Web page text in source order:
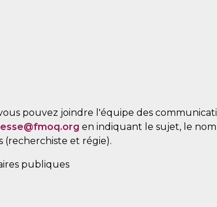
pouvez joindre l'équipe des
en indiquant le sujet, le
(recherchiste et régie).
publiques